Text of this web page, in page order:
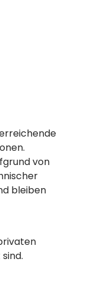
von
bleiben